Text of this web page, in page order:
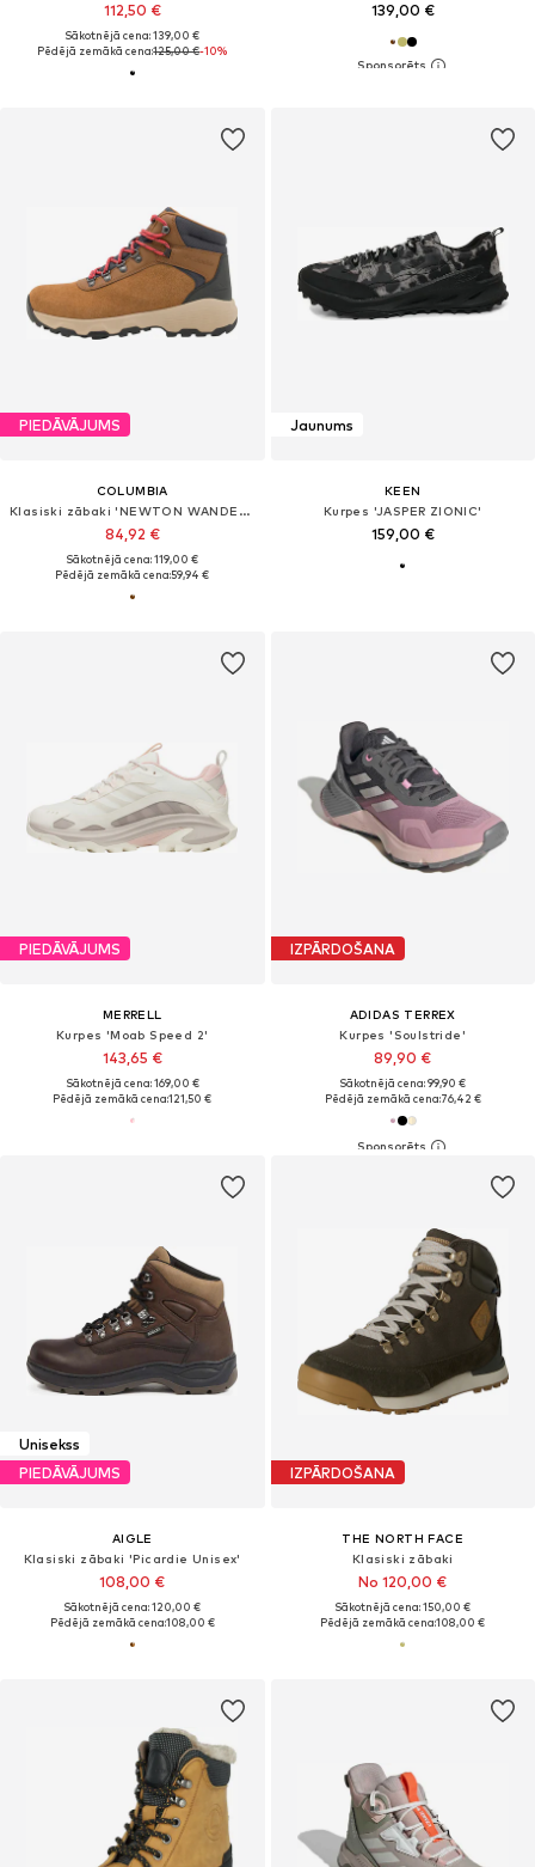
112,50 €
Sākotnējā cena: 139,00 €
Pēdējā zemākā cena:125,00 €-10%
139,00 €
PIEDĀVĀJUMS
COLUMBIA
Klasiski zābaki 'NEWTON WANDER™'
84,92 €
Sākotnējā cena: 119,00 €
Pēdējā zemākā cena:59,94 €
Jaunums
KEEN
Kurpes 'JASPER ZIONIC'
159,00 €
PIEDĀVĀJUMS
MERRELL
Kurpes 'Moab Speed 2'
143,65 €
Sākotnējā cena: 169,00 €
Pēdējā zemākā cena:121,50 €
IZPĀRDOŠANA
ADIDAS TERREX
Kurpes 'Soulstride'
89,90 €
Sākotnējā cena: 99,90 €
Pēdējā zemākā cena:76,42 €
Unisekss
PIEDĀVĀJUMS
AIGLE
Klasiski zābaki 'Picardie Unisex'
108,00 €
Sākotnējā cena: 120,00 €
Pēdējā zemākā cena:108,00 €
IZPĀRDOŠANA
THE NORTH FACE
Klasiski zābaki
No 120,00 €
Sākotnējā cena: 150,00 €
Pēdējā zemākā cena:108,00 €